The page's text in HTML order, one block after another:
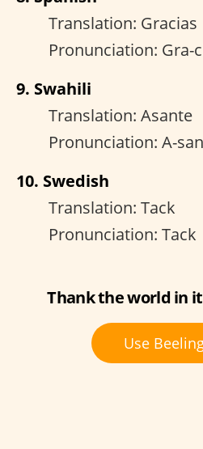
Translation: Gracias
Pronunciation: Gra-
9. Swahili
Translation: Asante
Pronunciation: A-
10. Swedish
Translation: Tack
Pronunciation: Tack
Thank the world in
Use